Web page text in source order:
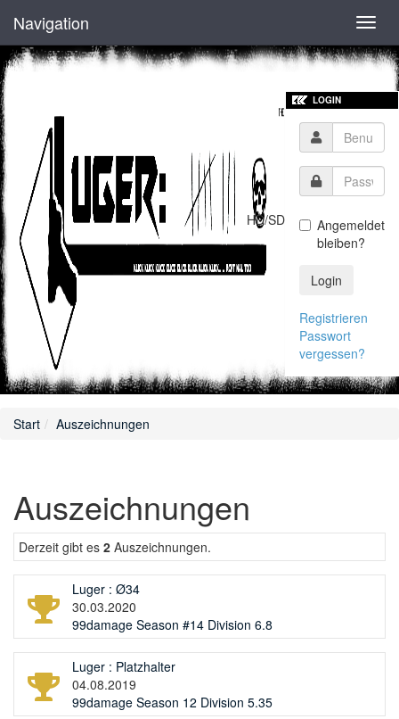
Navigation
HD/SD
LOGIN
Angemeldet
bleiben?
Login
Registrieren
Passwort
vergessen?
Start Auszeichnungen
Auszeichnungen
Derzeit gibt es 2 Auszeichnungen.
Luger : Ø34
30.03.2020
99damage Season #14 Division 6.8
Luger : Platzhalter
04.08.2019
99damage Season 12 Division 5.35